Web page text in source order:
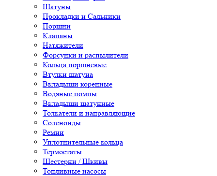
Шатуны
Прокладки и Сальники
Поршни
Клапаны
Натяжители
Форсунки и распылители
Кольца поршневые
Втулки шатуна
Вкладыши коренные
Водяные помпы
Вкладыши шатунные
Толкатели и направляющие
Соленоиды
Ремни
Уплотнительные кольца
Термостаты
Шестерни / Шкивы
Топливные насосы